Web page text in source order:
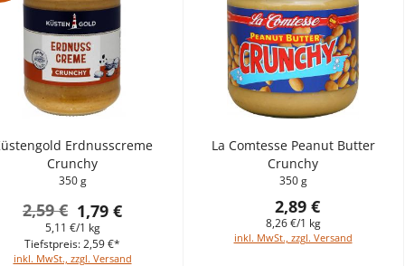
Erdnusscreme
Crunchy
350 g
1,79 €
2,59 €
5,11 €/1 kg
inkl. MwSt., zzgl. Versand
Tiefstpreis: 2,59 €*
La Comtesse Peanut Butter
Crunchy
350 g
2,89 €
8,26 €/1 kg
inkl. MwSt., zzgl. Versand